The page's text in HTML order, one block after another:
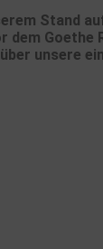
Stand
dem Goethe
unsere